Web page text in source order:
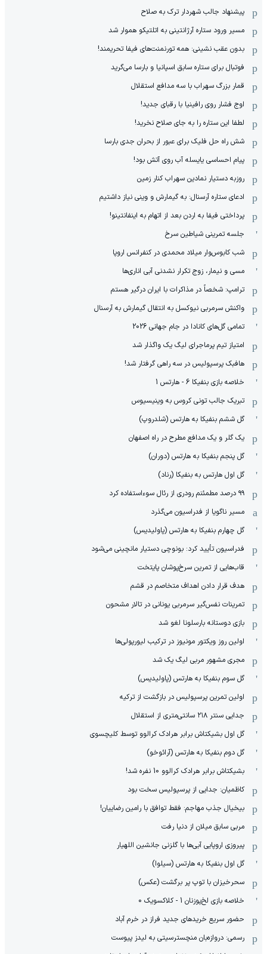
پیشنهاد جالب شهردار ترک به صلاح
مسیر ورود ستاره آرژانتینی به اتلتیکو هموار شد
بدون عقب نشینی: همه تورنمنت‌های فیفا تحریمند!
فوتبال برای ستاره سابق اسپانیا و بارسا می‌گرید
قمار بزرگ سهراب با سه مدافع استقلال
اوج فشار روی رافینیا با رقبای جدید!
لطفا این ستاره را به جای صلاح نخرید!
شش راه حل فلیک برای عبور از بحران جدی بارسا
پیام احساسی یایسله آب روی آتش بود!
روزبه دستیار نمادین سهراب کنار زمین
ادعای ستاره آرسنال: به گیمارش و وینی نیاز داشتیم
پرداختی فیفا به اردن بعد از اتهام به اینفانتینو!
جلسه تمرینی شیاطین سرخ
شب کابوس‌وار میلاد محمدی در کنفرانس اروپا
مسی و نیمار، زوج تکرار نشدنی آبی اناری‌ها
ترامپ: شخصاً در مذاکرات با ایران درگیر هستم
واکنش سرمربی نیوکسل به انتقال گیمارش به آرسنال
تمامی گل‌های کانادا در جام جهانی 2026
امتیاز تیم پرماجرای لیگ یک واگذار شد
هافبک پرسپولیس در سه راهی گرفتار شد!
خلاصه بازی بنفیکا 6 - هارتس 1
تبریک جالب تونی کروس به وینیسیوس
گل ششم بنفیکا به هارتس (شلدروپ)
یک گلر و یک مدافع مطرح در راه اصفهان
گل پنجم بنفیکا به هارتس (دوران)
گل اول هارتس به بنفیکا (رناد)
۹۹ درصد مطمئنم رودری از رئال سوءاستفاده کرد
مسیر ناگویا از فدراسیون می‌گذرد
گل چهارم بنفیکا به هارتس (پاولیدیس)
فدراسیون تأیید کرد: بونوچی دستیار مانچینی می‌شود
قاب‌هایی از تمرین سرخ‌پوشان پایتخت
هدف قرار دادن اهداف متخاصم در قشم
‏تمرینات نفس‌گیر سرمربی یونانی در تالار مشحون
بازی دوستانه بارسلونا لغو شد
اولین روز ویکتور مونیوز در ترکیب لیورپولی‌ها
مجری مشهور مربی لیگ یک شد
گل سوم بنفیکا به هارتس (پاولیدیس)
اولین تمرین پرسپولیس در بازگشت از ترکیه
جدایی سنتر ۲۱۸ سانتی‌متری از استقلال
گل اول بشیکتاش برابر هرادک کرالوو توسط کلیچسوی
گل دوم بنفیکا به هارتس (آرائوخو)
بشیکتاش برابر هرادک کرالوو 10 نفره شد!
کاظمیان: جدایی از پرسپولیس سخت بود
بیخیال جذب مهاجم: فقط توافق با رامین رضاییان!
مربی سابق میلان از دنیا رفت
پیروزی اروپایی آبی‌ها با گلزنی جانشین اللهیار
گل اول بنفیکا به هارتس (سیلوا)
سحرخیزان با توپ پر برگشت (عکس)
خلاصه بازی لخ‌پوزنان 1 - کلاکسویک 0
حضور سریع خریدهای جدید فراز در خرم آباد
رسمی: دروازه‌بان منچسترسیتی به لیدز پیوست